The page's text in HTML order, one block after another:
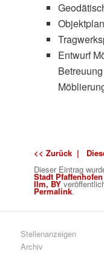
Entwurf
<< Zurück |
Dieser Eintrag
Stadt
Ilm, BY
Permalink.
Stellenanzeigen
Archiv